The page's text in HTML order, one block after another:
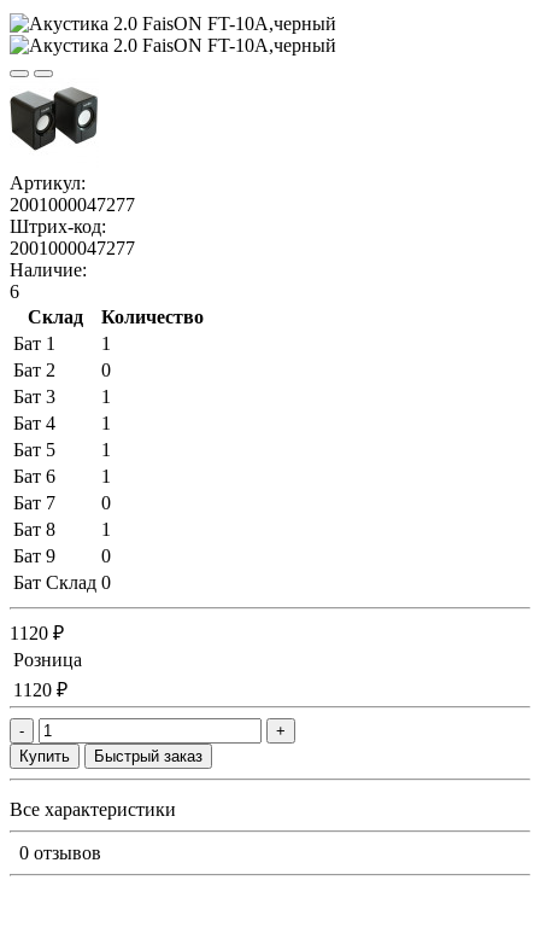
Артикул:
2001000047277
Штрих-код:
2001000047277
Наличие:
6
Склад
Количество
Бат 1
1
Бат 2
0
Бат 3
1
Бат 4
1
Бат 5
1
Бат 6
1
Бат 7
0
Бат 8
1
Бат 9
0
Бат Склад 0
1120 ₽
Розница
1120 ₽
-
+
Купить
Быстрый заказ
Все характеристики
0 отзывов